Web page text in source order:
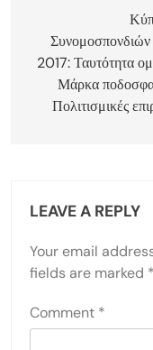
navigation
2017: Ταυτότητα
Μάρκα
Πολιτισμικές
LEAVE A REPLY
Your email
fields are marked *
Comment *